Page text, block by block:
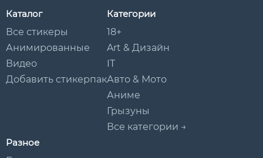
Каталог
Все стикеры
Анимированные
Видео
Добавить стикерпак
Категории
18+
Art & Дизайн
IT
Авто & Мото
Аниме
Грызуны
Все категории →
Разное